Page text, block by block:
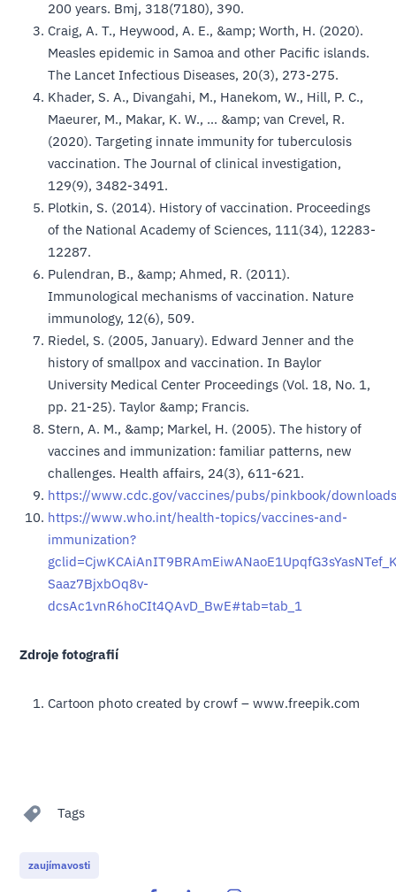
200 years. Bmj, 318(7180), 390.
Craig, A. T., Heywood, A. E., &amp; Worth, H. (2020).
Measles epidemic in Samoa and other Pacific islands.
The Lancet Infectious Diseases, 20(3), 273-275.
Khader, S. A., Divangahi, M., Hanekom, W., Hill, P. C.,
Maeurer, M., Makar, K. W., … &amp; van Crevel, R.
(2020). Targeting innate immunity for tuberculosis
vaccination. The Journal of clinical investigation,
129(9), 3482-3491.
Plotkin, S. (2014). History of vaccination. Proceedings
of the National Academy of Sciences, 111(34), 12283-
12287.
Pulendran, B., &amp; Ahmed, R. (2011).
Immunological mechanisms of vaccination. Nature
immunology, 12(6), 509.
Riedel, S. (2005, January). Edward Jenner and the
history of smallpox and vaccination. In Baylor
University Medical Center Proceedings (Vol. 18, No. 1,
pp. 21-25). Taylor &amp; Francis.
Stern, A. M., &amp; Markel, H. (2005). The history of
vaccines and immunization: familiar patterns, new
challenges. Health affairs, 24(3), 611-621.
https://www.cdc.gov/vaccines/pubs/pinkbook/
https://www.who.int/health-topics/vaccines-and-
immunization?
Saaz7BjxbOq8v-
dcsAc1vnR6hoCIt4QAvD_BwE#tab=tab_1
Zdroje fotografií
Cartoon photo created by crowf – www.freepik.com
Tags
zaujímavosti